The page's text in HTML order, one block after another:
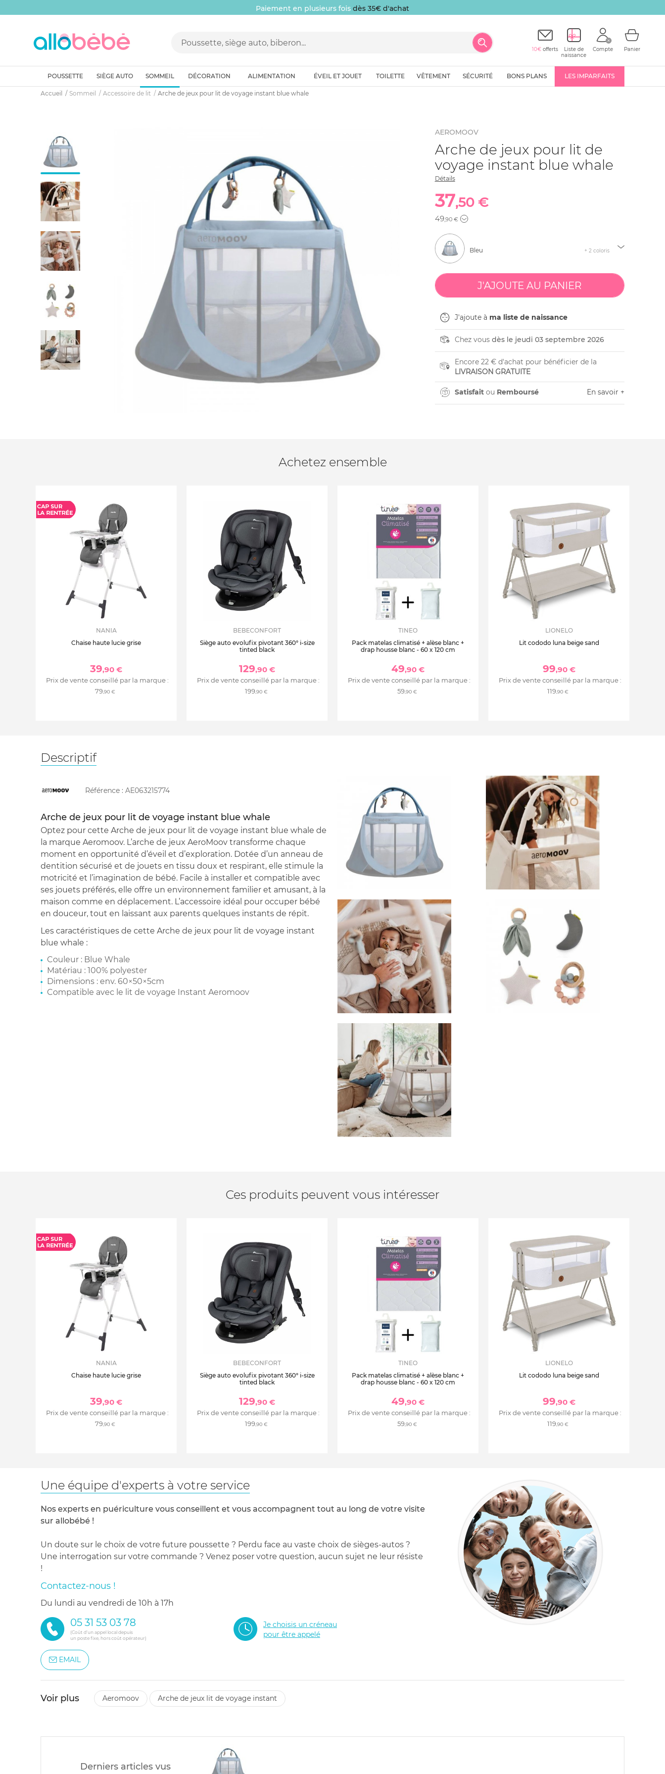
Paiement en plusieurs fois dès 35€ d'achat
10€ offerts
Liste de
naissance
Compte Panier
POUSSETTE SIÈGE AUTO SOMMEIL DÉCORATION ALIMENTATION ÉVEIL ET JOUET TOILETTE VÊTEMENT SÉCURITÉ BONS PLANS LES IMPARFAITS
Accueil Sommeil Accessoire de lit Arche de jeux pour lit de voyage instant blue whale
AEROMOOV
Arche de jeux pour lit de
voyage instant blue whale
Détails
37,50 €
49,90 €
Bleu + 2 coloris
J'ajoute à ma liste de naissance
Chez vous dès le jeudi 03 septembre 2026
Encore 22 € d'achat pour bénéficier de la
LIVRAISON GRATUITE
Satisfaitou Remboursé En savoir +
Achetez ensemble
NANIA
Chaise haute lucie grise
39,90 €
Prix de vente conseillé par la marque :
79,90 €
BEBECONFORT
Siège auto evolufix pivotant 360° i-size
tinted black
129,90 €
Prix de vente conseillé par la marque :
199,90 €
TINEO
Pack matelas climatisé + alèse blanc +
drap housse blanc - 60 x 120 cm
49,90 €
Prix de vente conseillé par la marque :
59,90 €
LIONELO
Lit cododo luna beige sand
99,90 €
Prix de vente conseillé par la marque :
119,90 €
Descriptif
Référence : AE063215774
Arche de jeux pour lit de voyage instant blue whale
Optez pour cette Arche de jeux pour lit de voyage instant blue whale de
la marque Aeromoov. L’arche de jeux AeroMoov transforme chaque
moment en opportunité d’éveil et d’exploration. Dotée d’un anneau de
dentition sécurisé et de jouets en tissu doux et respirant, elle stimule la
motricité et l’imagination de bébé. Facile à installer et compatible avec
ses jouets préférés, elle offre un environnement familier et amusant, à la
maison comme en déplacement. L’accessoire idéal pour occuper bébé
en douceur, tout en laissant aux parents quelques instants de répit.
Les caractéristiques de cette Arche de jeux pour lit de voyage instant
blue whale :
Couleur : Blue Whale
Matériau : 100% polyester
Dimensions : env. 60×50×5cm
Compatible avec le lit de voyage Instant Aeromoov
Ces produits peuvent vous intéresser
NANIA
Chaise haute lucie grise
39,90 €
Prix de vente conseillé par la marque :
79,90 €
BEBECONFORT
Siège auto evolufix pivotant 360° i-size
tinted black
129,90 €
Prix de vente conseillé par la marque :
199,90 €
TINEO
Pack matelas climatisé + alèse blanc +
drap housse blanc - 60 x 120 cm
49,90 €
Prix de vente conseillé par la marque :
59,90 €
LIONELO
Lit cododo luna beige sand
99,90 €
Prix de vente conseillé par la marque :
119,90 €
Une équipe d'experts à votre service
Nos experts en puériculture vous conseillent et vous accompagnent tout au long de votre visite
sur allobébé !
Un doute sur le choix de votre future poussette ? Perdu face au vaste choix de sièges-autos ?
Une interrogation sur votre commande ? Venez poser votre question, aucun sujet ne leur résiste
!
Contactez-nous !
du lundi au vendredi de 10h à 17h
05 31 53 03 78
(Coût d'un appel local depuis
un poste fixe, hors coût opérateur)
Je choisis un créneau
pour être appelé
EMAIL
Voir plus aeromoov arche de jeux lit de voyage instant
Derniers articles vus